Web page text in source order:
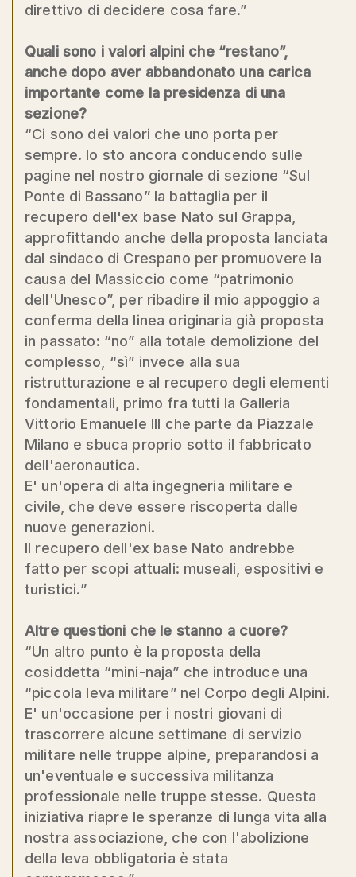
direttivo di decidere cosa fare.”
Quali sono i valori alpini che “restano”,
anche dopo aver abbandonato una carica
importante come la presidenza di una
sezione?
“Ci sono dei valori che uno porta per
sempre. Io sto ancora conducendo sulle
pagine nel nostro giornale di sezione “Sul
Ponte di Bassano” la battaglia per il
recupero dell'ex base Nato sul Grappa,
approfittando anche della proposta lanciata
dal sindaco di Crespano per promuovere la
causa del Massiccio come “patrimonio
dell'Unesco”, per ribadire il mio appoggio a
conferma della linea originaria già proposta
in passato: “no” alla totale demolizione del
complesso, “sì” invece alla sua
ristrutturazione e al recupero degli elementi
fondamentali, primo fra tutti la Galleria
Vittorio Emanuele III che parte da Piazzale
Milano e sbuca proprio sotto il fabbricato
dell'aeronautica.
E' un'opera di alta ingegneria militare e
civile, che deve essere riscoperta dalle
nuove generazioni.
Il recupero dell'ex base Nato andrebbe
fatto per scopi attuali: museali, espositivi e
turistici.”
Altre questioni che le stanno a cuore?
“Un altro punto è la proposta della
cosiddetta “mini-naja” che introduce una
“piccola leva militare” nel Corpo degli Alpini.
E' un'occasione per i nostri giovani di
trascorrere alcune settimane di servizio
militare nelle truppe alpine, preparandosi a
un'eventuale e successiva militanza
professionale nelle truppe stesse. Questa
iniziativa riapre le speranze di lunga vita alla
nostra associazione, che con l'abolizione
della leva obbligatoria è stata